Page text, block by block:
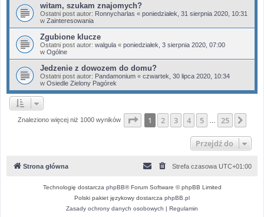
witam, szukam znajomych?
Ostatni post autor: Ronnycharlas « poniedziałek, 31 sierpnia 2020, 10:31
w Zainteresowania
Zgubione klucze
Ostatni post autor: walgula « poniedziałek, 3 sierpnia 2020, 07:00
w Ogólne
Jedzenie z dowozem do domu?
Ostatni post autor: Pandamonium « czwartek, 30 lipca 2020, 10:34
w Osiedle Zielony Pagórek
Znaleziono więcej niż 1000 wyników Strona z25
1 2 3 4 5 25
Przejdź do
Strona główna Strefa czasowa UTC+01:00
Technologię dostarcza phpBB® Forum Software © phpBB Limited
Polski pakiet językowy dostarcza phpBB.pl
Zasady ochrony danych osobowych | Regulamin